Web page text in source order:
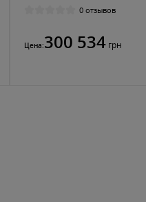
0 отзывов
Цена:300 534 грн